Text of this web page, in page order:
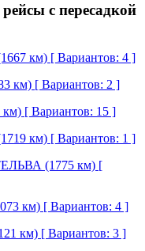
с пересадкой
км) [ Вариантов: 4 ]
[ Вариантов: 2 ]
[ Вариантов: 15 ]
км) [ Вариантов: 1 ]
(1775 км) [
км) [ Вариантов: 4 ]
км) [ Вариантов: 3 ]